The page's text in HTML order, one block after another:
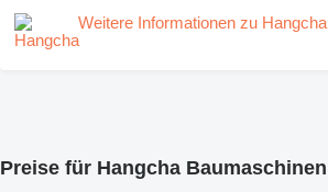
Weitere Informationen zu Hangcha
Preise für Hangcha Baumaschinen